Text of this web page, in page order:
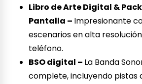
Libro de Arte Digital &
Pantalla – Impresionante
escenarios en alta
teléfono.
BSO digital – La Banda
complete, incluyendo pistas